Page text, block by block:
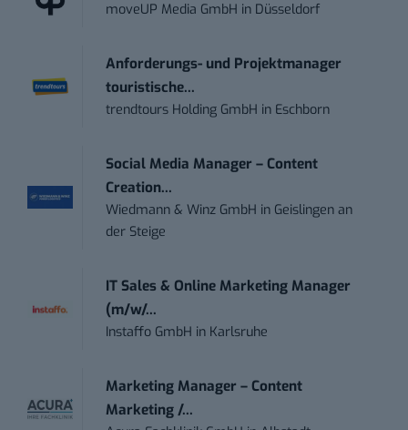
moveUP Media GmbH in Düsseldorf
Anforderungs- und Projektmanager
touristische...
trendtours Holding GmbH in Eschborn
Social Media Manager – Content
Creation...
Wiedmann & Winz GmbH in Geislingen an
der Steige
IT Sales & Online Marketing Manager
(m/w/...
Instaffo GmbH in Karlsruhe
Marketing Manager – Content
Marketing /...